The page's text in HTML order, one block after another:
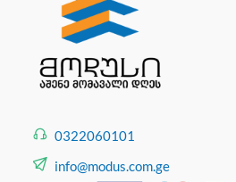
0322060101
info@modus.com.ge